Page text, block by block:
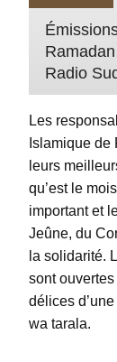
Radio
Les
Islamique de
leurs
qu’est le
important et
Jeûne, du
la solidarité.
sont
délices
wa tarala.